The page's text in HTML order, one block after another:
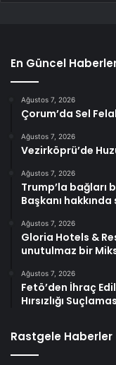
En Güncel
Ağustos 7, 2026
Çorum’da Sel
Ağustos 7, 2026
Vezirköprü’de
Ağustos 7, 2026
Trump’la bağları
Başkanı
Ağustos 7, 2026
Gloria Hotels &
unutulmaz bir
Ağustos 7, 2026
Fetö’den İhraç
Hırsızlığı
Rastgele Haberler